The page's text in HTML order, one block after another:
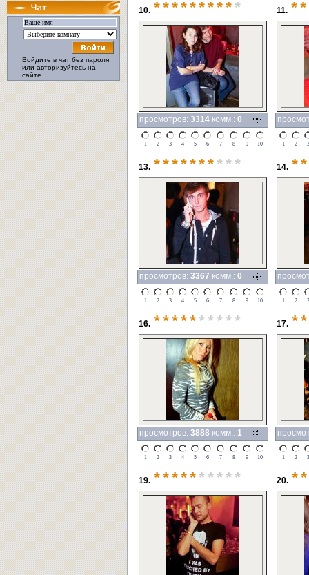
Войдите в чат без пароля
или авторизуйтесь на
сайте.
10. ********* *
просмотров: 3314 комм.: 0
1 2 3 4 5 6 7 8 9 10
11.
1 2 3
13. ******* ***
просмотров: 3367 комм.: 0
1 2 3 4 5 6 7 8 9 10
14.
1 2 3
16. ***** *****
просмотров: 3888 комм.: 1
1 2 3 4 5 6 7 8 9 10
17.
1 2 3
19. ***** ***** 20.